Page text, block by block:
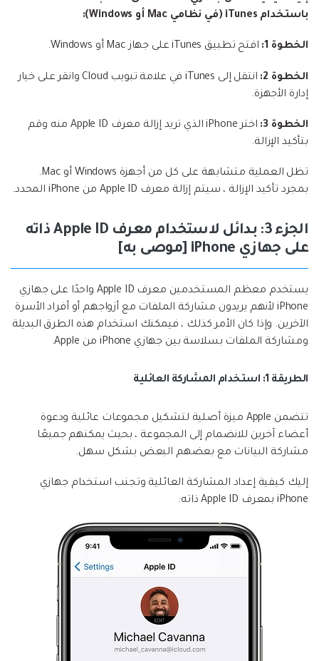
باستخدام iTunes (في نظامي Mac أو Windows):
الخطوة 1: افتح تطبيق iTunes على جهاز Mac أو Windows.
الخطوة 2:
انتقل إلى iTunes في علامة تبويب Cloud وانقر على خيار
إدارة الأجهزة.
الخطوة 3:
اختر iPhone الذي تريد إزالة معرف Apple ID منه وقم
بتأكيد الإزالة.
تظل العملية متشابهة على كل من أجهزة Windows أو Mac.
بمجرد تأكيد الإزالة ، سيتم إزالة معرف Apple ID من iPhone المحدد.
الجزء 3: بدائل لاستخدام معرف Apple ID ذاته
على جهازي iPhone [موصى به]
يستخدم معظم المستخدمين معرف Apple ID واحدًا على جهازي
iPhone لأنهم يريدون مشاركة الملفات مع أزواجهم أو أفراد الأسرة
الآخرين. وإذا كان الأمر كذلك ، فيمكنك استخدام هذه الطرق البديلة
ومشاركة الملفات بسلاسة بين جهازي iPhone من Apple.
الطريقة 1: استخدام المشاركة العائلية
تتضمن Apple ميزة أصلية لتشكيل مجموعات عائلية ودعوة
أعضاء آخرين للانضمام إلى المجموعة ، بحيث يمكنهم جميعًا
مشاركة البيانات مع بعضهم البعض بشكل سهل.
إليك كيفية إعداد المشاركة العائلية وتجنب استخدام جهازي
iPhone بمعرف Apple ID ذاته: